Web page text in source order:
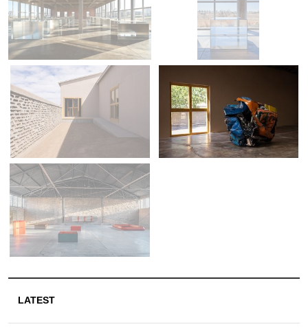
LATEST